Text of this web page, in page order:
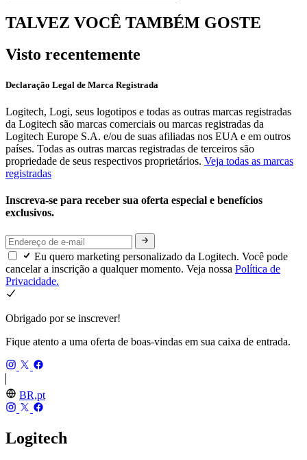
TALVEZ VOCÊ TAMBÉM GOSTE
Visto recentemente
Declaração Legal de Marca Registrada
Logitech, Logi, seus logotipos e todas as outras marcas registradas
da Logitech são marcas comerciais ou marcas registradas da
Logitech Europe S.A. e/ou de suas afiliadas nos EUA e em outros
países. Todas as outras marcas registradas de terceiros são
propriedade de seus respectivos proprietários. Veja todas as marcas
registradas
Inscreva-se para receber sua oferta especial e benefícios
exclusivos.
Eu quero marketing personalizado da Logitech. Você pode
cancelar a inscrição a qualquer momento. Veja nossa Política de
Privacidade.
Obrigado por se inscrever!
Fique atento a uma oferta de boas-vindas em sua caixa de entrada.
BR,pt
Logitech